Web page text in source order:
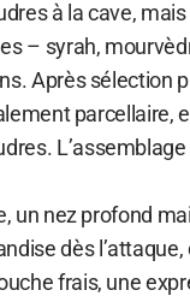
à la cave,
– syrah,
Après sélection
parcellaire,
un nez profond
dès l’attaque,
frais, une